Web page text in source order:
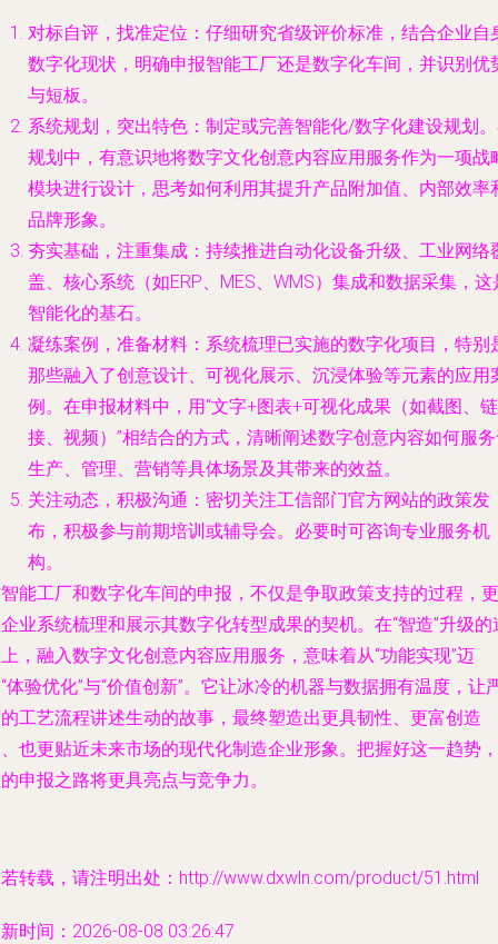
对标自评，找准定位 ：仔细研究省级评价标准，结合企业自
数字化现状，明确申报智能工厂还是数字化车间，并识别优
与短板。
系统规划，突出特色 ：制定或完善智能化/数字化建设规划
规划中，有意识地将数字文化创意内容应用服务作为一项战
模块进行设计，思考如何利用其提升产品附加值、内部效率
品牌形象。
夯实基础，注重集成 ：持续推进自动化设备升级、工业网络
盖、核心系统（如ERP、MES、WMS）集成和数据采集，这
智能化的基石。
凝练案例，准备材料 ：系统梳理已实施的数字化项目，特别
那些融入了创意设计、可视化展示、沉浸体验等元素的应用
例。在申报材料中，用“文字+图表+可视化成果（如截图、链
接、视频）”相结合的方式，清晰阐述数字创意内容如何服
生产、管理、营销等具体场景及其带来的效益。
关注动态，积极沟通 ：密切关注工信部门官方网站的政策发
布，积极参与前期培训或辅导会。必要时可咨询专业服务机
构。
能工厂和数字化车间的申报，不仅是争取政策支持的过程，更
业系统梳理和展示其数字化转型成果的契机。在“智造”升级的
，融入数字文化创意内容应用服务，意味着从“功能实现”迈
体验优化”与“价值创新”。它让冰冷的机器与数据拥有温度，让
工艺流程讲述生动的故事，最终塑造出更具韧性、更富创造
也更贴近未来市场的现代化制造企业形象。把握好这一趋势，
申报之路将更具亮点与竞争力。
转载，请注明出处：http://www.dxwln.com/product/51.html
时间：2026-08-08 03:26:47